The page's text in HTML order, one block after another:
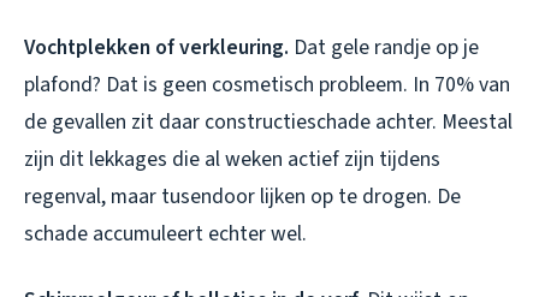
Vochtplekken of verkleuring. Dat gele randje op je
plafond? Dat is geen cosmetisch probleem. In 70% van
de gevallen zit daar constructieschade achter. Meestal
zijn dit lekkages die al weken actief zijn tijdens
regenval, maar tusendoor lijken op te drogen. De
schade accumuleert echter wel.